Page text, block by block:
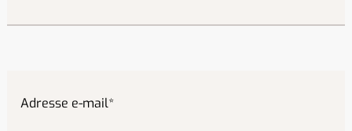
Adresse e-mail